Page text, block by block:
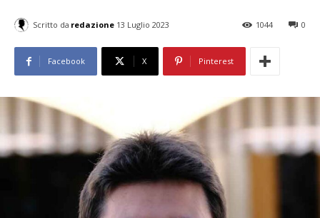
Scritto da redazione 13 Luglio 2023 0
1044
Facebook X Pinterest